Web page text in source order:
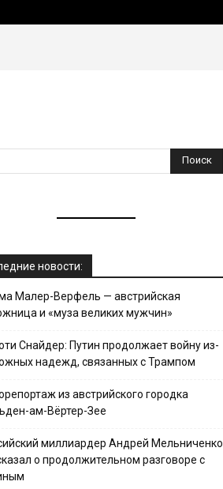
новости:
Малер-Верфель — австрийская
и «муза великих мужчин»
Снайдер: Путин продолжает войну из-
надежд, связанных с Трампом
из австрийского городка
ам-Вёртер-Зее
миллиардер Андрей Мельниченко
о продолжительном разговоре с